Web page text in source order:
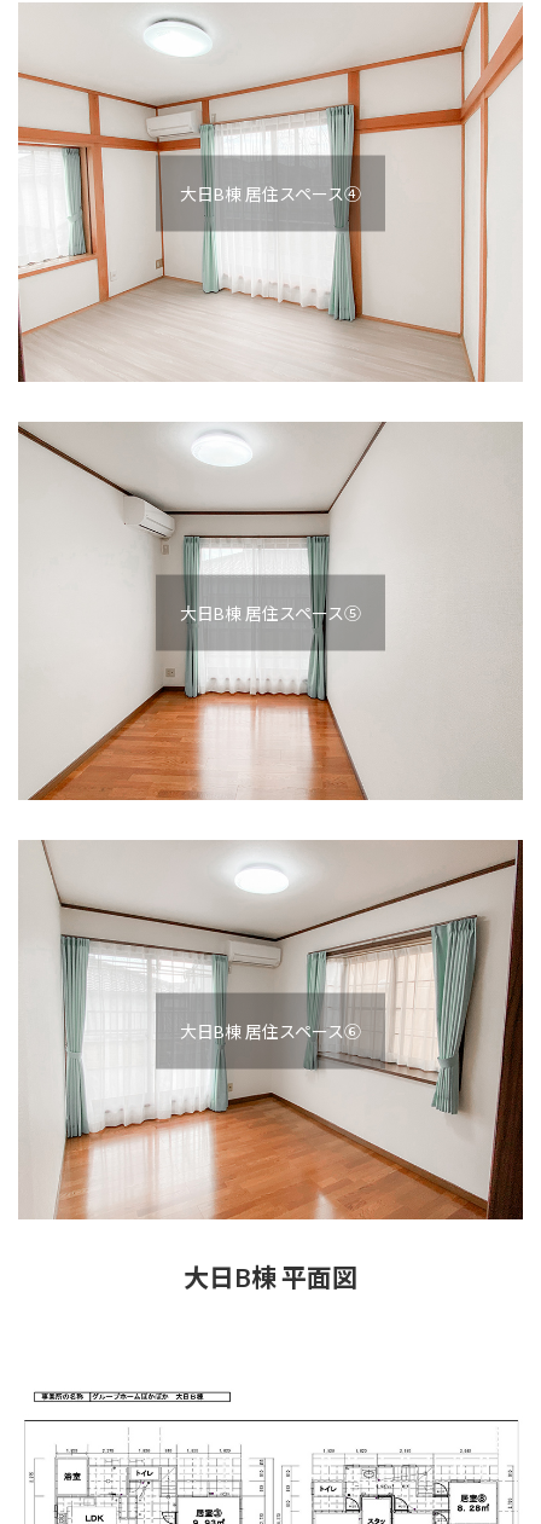
大日B棟 居住スペース④
大日B棟 居住スペース⑤
大日B棟 居住スペース⑥
大日B棟 平面図